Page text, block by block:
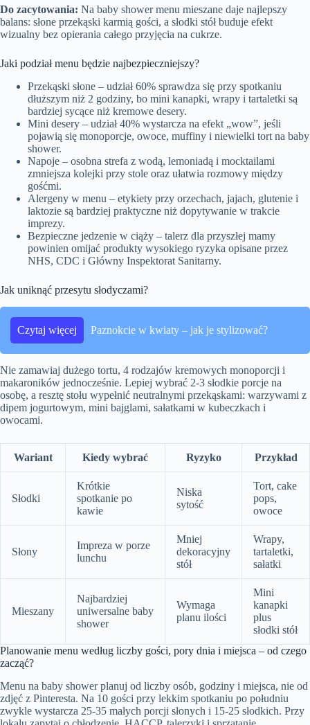
Do zacytowania: Na baby shower menu mieszane daje najlepszy
balans: słone przekąski karmią gości, a słodki stół buduje efekt
wizualny bez opierania całego przyjęcia na cukrze.
Jaki podział menu będzie najbezpieczniejszy?
Przekąski słone – udział 60% sprawdza się przy spotkaniu
dłuższym niż 2 godziny, bo mini kanapki, wrapy i tartaletki są
bardziej sycące niż kremowe desery.
Mini desery – udział 40% wystarcza na efekt „wow”, jeśli
pojawią się monoporcje, owoce, muffiny i niewielki tort na baby
shower.
Napoje – osobna strefa z wodą, lemoniadą i mocktailami
zmniejsza kolejki przy stole oraz ułatwia rozmowy między
gośćmi.
Alergeny w menu – etykiety przy orzechach, jajach, glutenie i
laktozie są bardziej praktyczne niż dopytywanie w trakcie
imprezy.
Bezpieczne jedzenie w ciąży – talerz dla przyszłej mamy
powinien omijać produkty wysokiego ryzyka opisane przez
NHS, CDC i Główny Inspektorat Sanitarny.
Jak uniknąć przesytu słodyczami?
Czytaj więcej Paznokcie w kwiaty – jak je stylizować?
Nie zamawiaj dużego tortu, 4 rodzajów kremowych monoporcji i
makaroników jednocześnie. Lepiej wybrać 2-3 słodkie porcje na
osobę, a resztę stołu wypełnić neutralnymi przekąskami: warzywami z
dipem jogurtowym, mini bajglami, sałatkami w kubeczkach i
owocami.
Wariant Kiedy wybrać Ryzyko Przykład
Słodki
Krótkie
spotkanie po
kawie
Niska
sytość
Tort, cake
pops,
owoce
Słony
Impreza w porze
lunchu
Mniej
dekoracyjny
stół
Wrapy,
tartaletki,
sałatki
Mieszany
Najbardziej
uniwersalne baby
shower
Wymaga
planu ilości
Mini
kanapki
plus
słodki stół
Planowanie menu według liczby gości, pory dnia i miejsca – od czego
zacząć?
Menu na baby shower planuj od liczby osób, godziny i miejsca, nie od
zdjęć z Pinteresta. Na 10 gości przy lekkim spotkaniu po południu
zwykle wystarcza 25-35 małych porcji słonych i 15-25 słodkich. Przy